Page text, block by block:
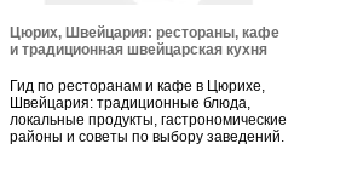
Цюрих, Швейцария: рестораны, кафе
и традиционная швейцарская кухня
Гид по ресторанам и кафе в Цюрихе,
Швейцария: традиционные блюда,
локальные продукты, гастрономические
районы и советы по выбору заведений.